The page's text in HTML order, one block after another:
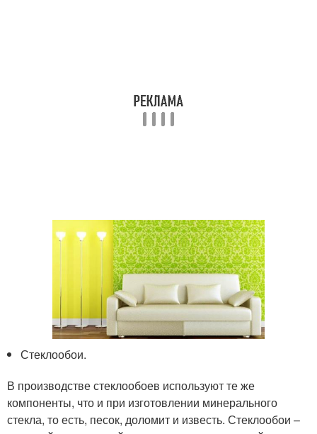
Стеклообои.
В производстве стеклообоев используют те же
компоненты, что и при изготовлении минерального
стекла, то есть, песок, доломит и известь. Стеклообои –